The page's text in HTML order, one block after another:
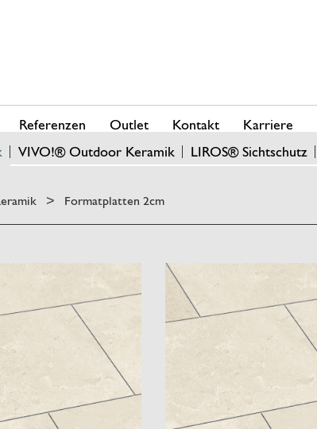
VIVO!® Outdoor Keramik LIROS® Sichtschutz
Referenzen Outlet Kontakt Karriere
> Formatplatten 2cm